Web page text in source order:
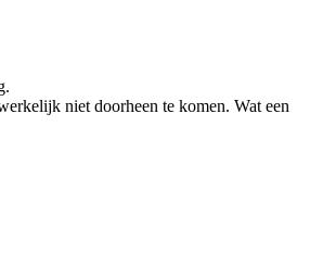
niet doorheen te komen. Wat een